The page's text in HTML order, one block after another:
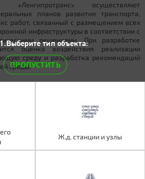
осуществляют
планов развития транспорта,
работ, связанный с размещением всех
инфраструктуры в соответствии с
решениями. При разработке
оценка воздействия реализации
среду и разработка рекомендаций
среды.
тип объекта:
ПРОПУСТИТЬ
Ж.д. станции и узлы